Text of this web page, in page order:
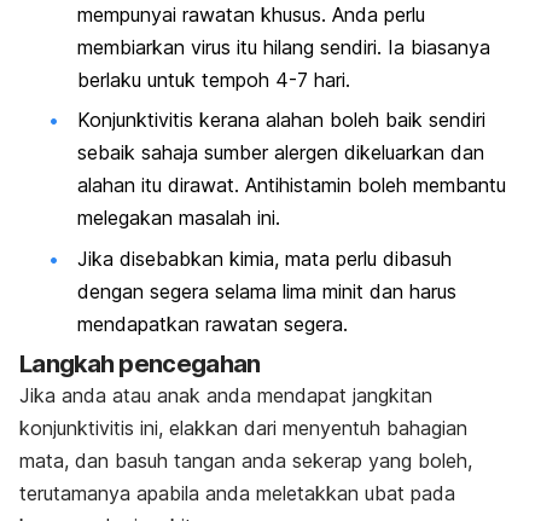
mempunyai rawatan khusus. Anda perlu
membiarkan virus itu hilang sendiri. Ia biasanya
berlaku untuk tempoh 4-7 hari.
Konjunktivitis kerana alahan boleh baik sendiri
sebaik sahaja sumber alergen dikeluarkan dan
alahan itu dirawat. Antihistamin boleh membantu
melegakan masalah ini.
Jika disebabkan kimia, mata perlu dibasuh
dengan segera selama lima minit dan harus
mendapatkan rawatan segera.
Langkah pencegahan
Jika anda atau anak anda mendapat jangkitan
konjunktivitis ini, elakkan dari menyentuh bahagian
mata, dan basuh tangan anda sekerap yang boleh,
terutamanya apabila anda meletakkan ubat pada